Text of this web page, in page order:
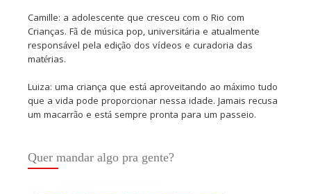
Camille: a adolescente que cresceu com o Rio com
Crianças. Fã de música pop, universitária e atualmente
responsável pela edição dos vídeos e curadoria das
matérias.
Luiza: uma criança que está aproveitando ao máximo tudo
que a vida pode proporcionar nessa idade. Jamais recusa
um macarrão e está sempre pronta para um passeio.
Quer mandar algo pra gente?